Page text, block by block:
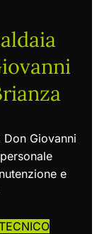
Giovanni
e